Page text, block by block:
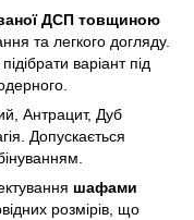
ДСП товщиною
та легкого догляду.
варіант під
Антрацит, Дуб
Допускається
шафами
розмірів, що